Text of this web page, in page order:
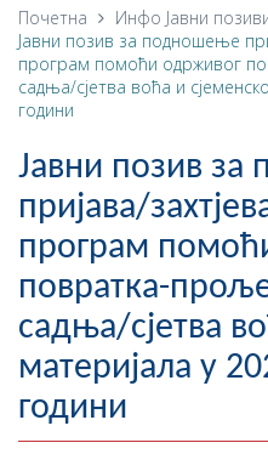
О
Историја
Насељена мјеста
Занимљивости
Фотогалерија
О Начелнику
Замјеник начелника
Почетна Инфо Јавни
Јавни позив за подношење
програм помоћи одрживог
садња/сјетва воћа и
години
Јавни позив
пријава/
програм
повратка-
садња/сјетва
материјала у
години